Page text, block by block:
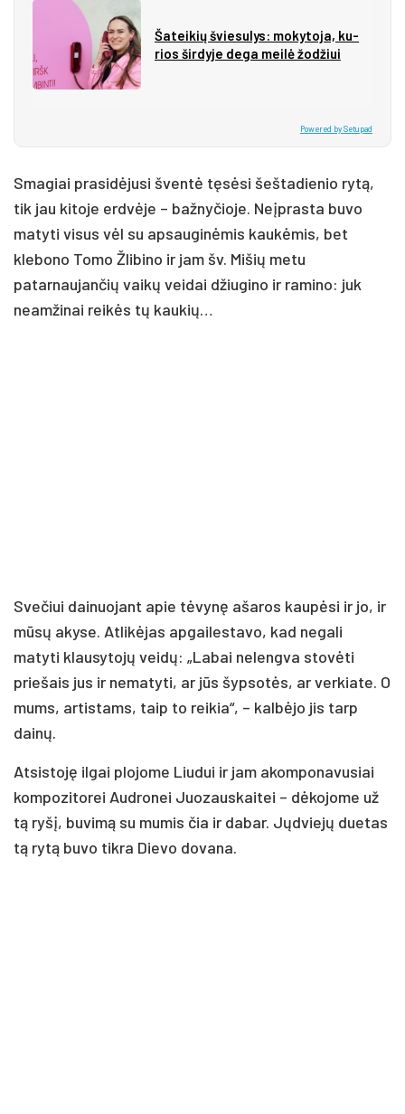
Ša­tei­kių švie­su­lys: mo­ky­to­ja, ku­
rios šir­dy­je de­ga mei­lė žo­džiui
Powered by Setupad
Smagiai prasidėjusi šventė tęsėsi šeštadienio rytą,
tik jau kitoje erdvėje – bažnyčioje. Neįprasta buvo
matyti visus vėl su apsauginėmis kaukėmis, bet
klebono Tomo Žlibino ir jam šv. Mišių metu
patarnaujančių vaikų veidai džiugino ir ramino: juk
neamžinai reikės tų kaukių…
Svečiui dainuojant apie tėvynę ašaros kaupėsi ir jo, ir
mūsų akyse. Atlikėjas apgailestavo, kad negali
matyti klausytojų veidų: „Labai nelengva stovėti
priešais jus ir nematyti, ar jūs šypsotės, ar verkiate. O
mums, artistams, taip to reikia“, – kalbėjo jis tarp
dainų.
Atsistoję ilgai plojome Liudui ir jam akomponavusiai
kompozitorei Audronei Juozauskaitei – dėkojome už
tą ryšį, buvimą su mumis čia ir dabar. Jųdviejų duetas
tą rytą buvo tikra Dievo dovana.